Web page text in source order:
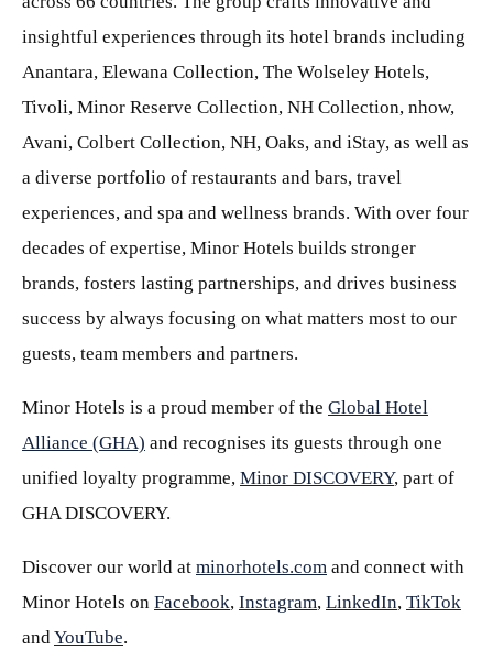
insightful experiences through its hotel brands including
Anantara, Elewana Collection, The Wolseley Hotels,
Tivoli, Minor Reserve Collection, NH Collection, nhow,
Avani, Colbert Collection, NH, Oaks, and iStay, as well as
a diverse portfolio of restaurants and bars, travel
experiences, and spa and wellness brands. With over four
decades of expertise, Minor Hotels builds stronger
brands, fosters lasting partnerships, and drives business
success by always focusing on what matters most to our
guests, team members and partners.
Minor Hotels is a proud member of the Global Hotel
Alliance (GHA) and recognises its guests through one
unified loyalty programme, Minor DISCOVERY, part of
GHA DISCOVERY.
Discover our world at minorhotels.com and connect with
Minor Hotels on Facebook, Instagram, LinkedIn, TikTok
andYouTube.